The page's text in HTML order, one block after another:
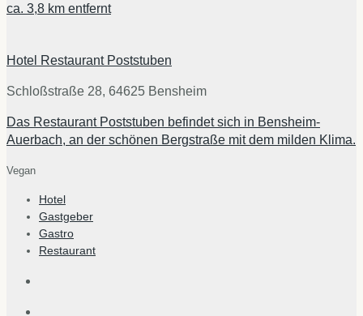
ca. 3,8 km entfernt
Hotel Restaurant Poststuben
Schloßstraße 28, 64625 Bensheim
Das Restaurant Poststuben befindet sich in Bensheim-
Auerbach, an der schönen Bergstraße mit dem milden Klima.
Vegan
Hotel
Gastgeber
Gastro
Restaurant